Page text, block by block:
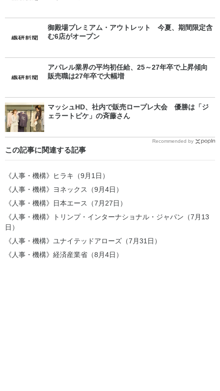
御殿場プレミアム・アウトレット 今夏、期間限定含
む6店がオープン
アパレル業界の平均初任給、25～27年卒で上昇傾向
販売職は27年卒で大幅増
マッシュHD、社内で販売ロープレ大会 優勝は「ジ
ェラートピケ」の斉藤さん
Recommended by
この記事に関連する記事
《人事・機構》ヒラキ（9月1日）
《人事・機構》ヨネックス（9月4日）
《人事・機構》日本エース（7月27日）
《人事・機構》トリンプ・インターナショナル・ジャパン（7月13
日）
《人事・機構》ユナイテッドアローズ（7月31日）
《人事・機構》経済産業省（8月4日）